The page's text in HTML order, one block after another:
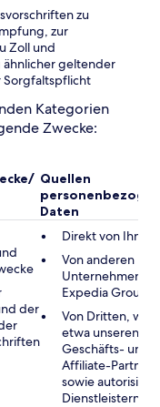
zu
zur
Zoll und
geltender
Sorgfaltspflicht
Kategorien
Zwecke:
Quellen
Daten
der
Direkt von Ihnen
Von anderen
Unternehmen
Expedia Group
Von Dritten, wie
etwa unseren
Geschäfts- und
Affiliate-Partnern
sowie
Dienstleistern